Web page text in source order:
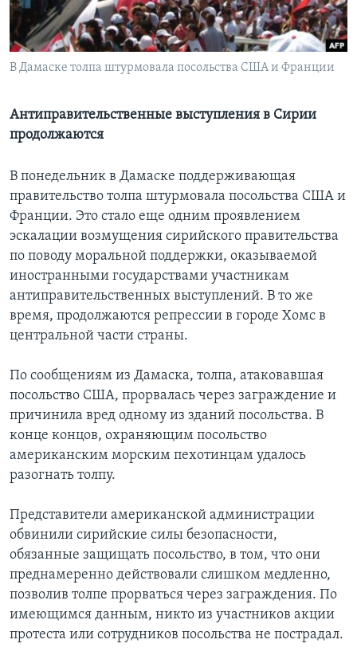
Learning English
СОЦИАЛЬНЫЕ СЕТИ
Языки
В Дамаске толпа штурмовала посольства США и Франции
Антиправительственные выступления в Сирии
продолжаются
В понедельник в Дамаске поддерживающая
правительство толпа штурмовала посольства США и
Франции. Это стало еще одним проявлением
эскалации возмущения сирийского правительства
по поводу моральной поддержки, оказываемой
иностранными государствами участникам
антиправительственных выступлений. В то же
время, продолжаются репрессии в городе Хомс в
центральной части страны.
По сообщениям из Дамаска, толпа, атаковавшая
посольство США, прорвалась через заграждение и
причинила вред одному из зданий посольства. В
конце концов, охраняющим посольство
американским морским пехотинцам удалось
разогнать толпу.
Представители американской администрации
обвинили сирийские силы безопасности,
обязанные защищать посольство, в том, что они
преднамеренно действовали слишком медленно,
позволив толпе прорваться через заграждения. По
имеющимся данным, никто из участников акции
протеста или сотрудников посольства не пострадал.